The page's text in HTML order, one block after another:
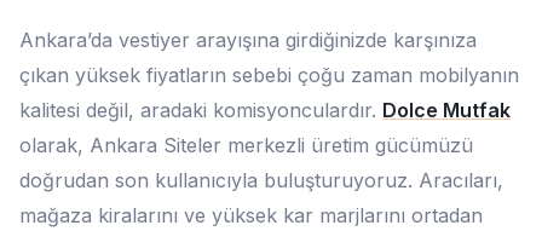
Ankara’da vestiyer arayışına girdiğinizde karşınıza
çıkan yüksek fiyatların sebebi çoğu zaman mobilyanın
kalitesi değil, aradaki komisyonculardır. Dolce Mutfak
olarak, Ankara Siteler merkezli üretim gücümüzü
doğrudan son kullanıcıyla buluşturuyoruz. Aracıları,
mağaza kiralarını ve yüksek kar marjlarını ortadan